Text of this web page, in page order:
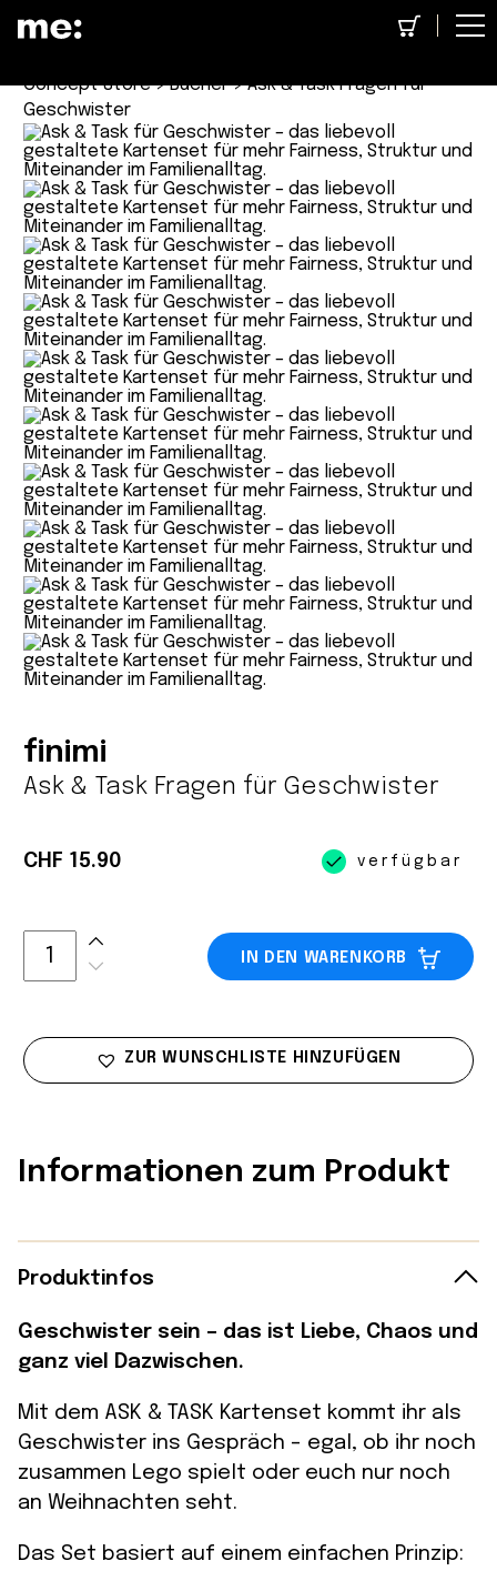
Concept Store>Bücher> Ask & Task Fragen für
Geschwister
finimi
Ask & Task Fragen für Geschwister
CHF 15.90 verfügbar
IN DEN WARENKORB
ZUR WUNSCHLISTE HINZUFÜGEN
Informationen zum Produkt
Produktinfos
Geschwister sein – das ist Liebe, Chaos und
ganz viel Dazwischen.
Mit dem ASK & TASK Kartenset kommt ihr als
Geschwister ins Gespräch – egal, ob ihr noch
zusammen Lego spielt oder euch nur noch
an Weihnachten seht.
Das Set basiert auf einem einfachen Prinzip: